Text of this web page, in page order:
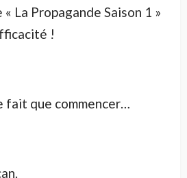
La Propagande Saison 1 »
!
fait que commencer…